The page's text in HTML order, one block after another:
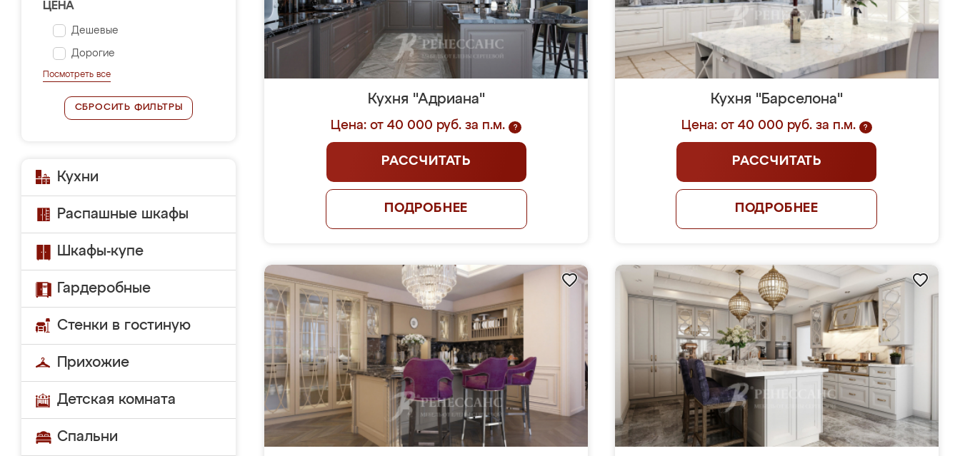
ЦЕНА
Дешевые
Дорогие
Посмотреть все
СБРОСИТЬ ФИЛЬТРЫ
Кухни
Распашные шкафы
Шкафы-купе
Гардеробные
Стенки в гостиную
Прихожие
Детская комната
Спальни
Кухня "Адриана"
Цена: от 40 000 руб. за п.м. ?
РАССЧИТАТЬ
ПОДРОБНЕЕ
Кухня "Барселона"
Цена: от 40 000 руб. за п.м. ?
РАССЧИТАТЬ
ПОДРОБНЕЕ